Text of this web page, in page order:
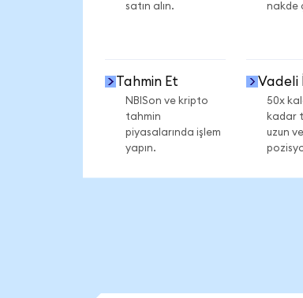
satın alın.
nakde
Tahmin Et
NBISon ve kripto
tahmin
piyasalarında işlem
yapın.
Vadeli
50x
kadar
uzun